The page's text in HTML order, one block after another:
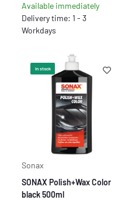
Available immediately
Delivery time: 1 - 3
Workdays
In stock
Sonax
SONAX Polish+Wax Color
black 500ml